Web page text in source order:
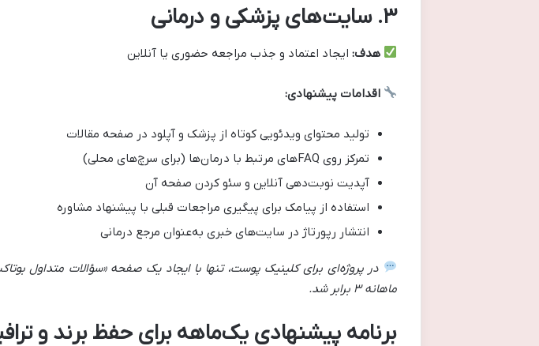
۳.سایت‌های پزشکی و درمانی
هدف: ایجاد اعتماد و جذب مراجعه حضوری یا آنلاین
اقدامات پیشنهادی:
تولید محتوای ویدئویی کوتاه از پزشک و آپلود در صفحه مقالات
تمرکز روی FAQهای مرتبط با درمان‌ها (برای سرچ‌های محلی)
آپدیت نوبت‌دهی آنلاین و سئو کردن صفحه آن
استفاده از پیامک برای پیگیری مراجعات قبلی با پیشنهاد مشاوره
انتشار رپورتاژ در سایت‌های خبری به‌عنوان مرجع درمانی
در پروژه‌ای برای کلینیک پوست، تنها با ایجاد یک صفحه «سؤالات متداول
ماهانه۳ برابر شد.
برنامه پیشنهادی یک‌ماهه برای حفظ برند و